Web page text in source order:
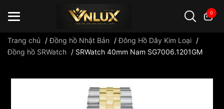
0
Trang chủ /Đồng hồ Nhật Bản /Đông Hồ Dây Kim Loại /
Đồng hồ SRWatch / SRWatch 40mm Nam SG7006.1201GM